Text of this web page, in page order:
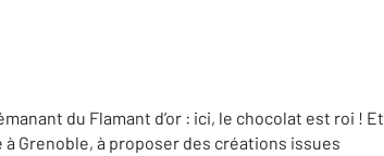
du Flamant d’or : ici, le chocolat est roi ! Et
Grenoble, à proposer des créations issues